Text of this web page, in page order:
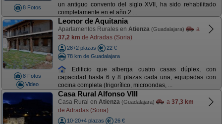
8 Fotos
un antiguo convento del siglo XVII, ha sido rehabilitado
completamente en el año 2 ...
8 Fotos
Video
Leonor de Aquitania
Apartamentos Rurales en Atienza (Guadalajara)
a
37,2 km de Adradas (Soria)
28+2 plazas
22 €
78 km de Guadalajara
Edificio que alberga cuatro casas dúplex, con
capacidad hasta 6 y 8 plazas cada una, equipadas con
cocina completa (frigorífico, microondas, ...
Casa Rural Alfonso VIII
Casa Rural en Atienza (Guadalajara) a 37,3 km
de Adradas (Soria)
10-20+4 plazas
26 €